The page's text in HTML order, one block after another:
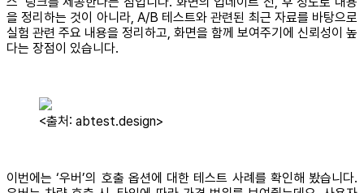
을 정리하는 것이 아니라, A/B 테스트와 관련된 최근 자료를 바탕으로
실험 관련 주요 내용을 정리하고, 화면을 함께 보여주기에 신뢰성이 높
다는 장점이 있습니다.
<출처: abtest.design>
이번에는 ‘우버’의 호출 옵션에 대한 테스트 사례를 확인해 봤습니다.